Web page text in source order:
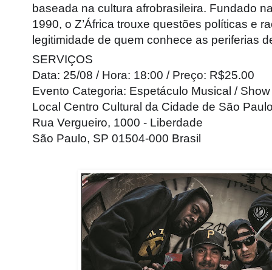
baseada na cultura afrobrasileira. Fundado
1990, o Z’África trouxe questões políticas e
legitimidade de quem conhece as periferias
SERVIÇOS
Data: 25/08 / Hora: 18:00 / Preço: R$25.00
Evento Categoria: Espetáculo Musical / Show
Local Centro Cultural da Cidade de São
Rua Vergueiro, 1000 - Liberdade
São Paulo, SP 01504-000 Brasil